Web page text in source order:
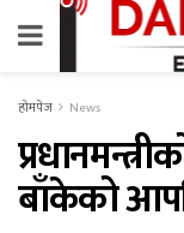
होमपेज News
बाँकेको